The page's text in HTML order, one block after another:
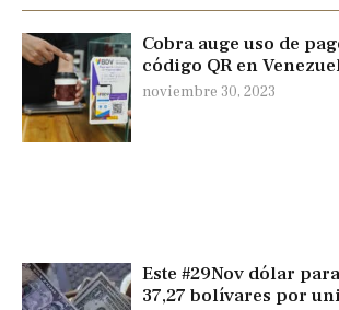
Cobra auge uso de
código QR en
noviembre 30, 2023
Este #29Nov dólar
37,27 bolívares por